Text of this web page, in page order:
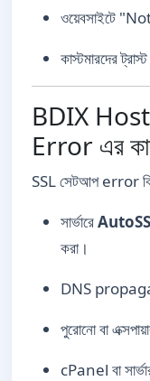
ওয়েবসাইটে
কাস্টমারদের
BDIX
Error এর
SSL সেটআপ error
সার্ভারে
করা।
DNS
পুরোনো বা
cPanel বা